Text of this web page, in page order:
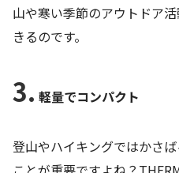
山や寒い季節のアウトドア
きるのです。
3. 軽量でコンパクト
登山やハイキングではかさ